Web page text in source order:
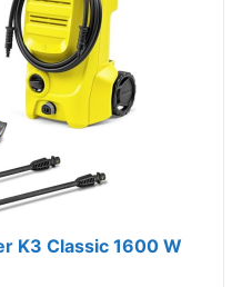
K3 Classic 1600 W